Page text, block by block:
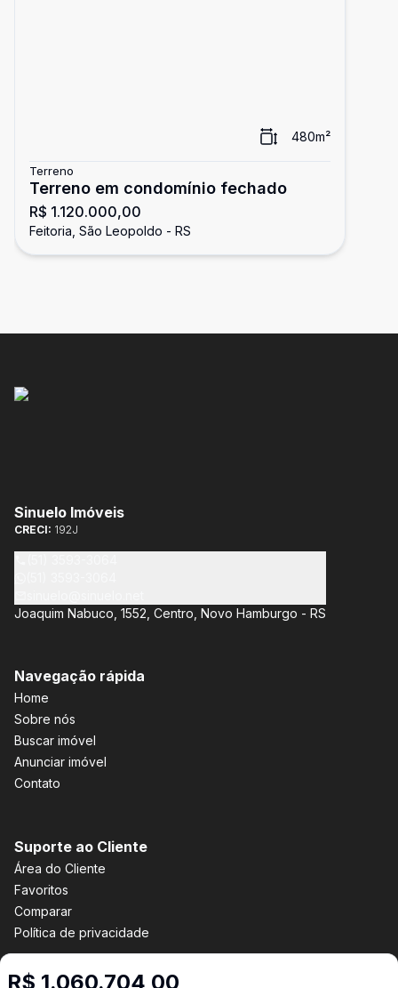
480m²
Terreno
Terreno em condomínio fechado
R$ 1.120.000,00
Feitoria, São Leopoldo - RS
R$ 1.060.704,00
Sinuelo Imóveis
CRECI: 192J
Joaquim Nabuco, 1552, Centro, Novo Hamburgo - RS
Navegação rápida
Home
Sobre nós
Buscar imóvel
Anunciar imóvel
Contato
Suporte ao Cliente
Área do Cliente
Favoritos
Comparar
Política de privacidade